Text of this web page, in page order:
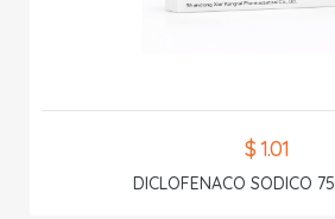
$ 1.01
DICLOFENACO SODICO